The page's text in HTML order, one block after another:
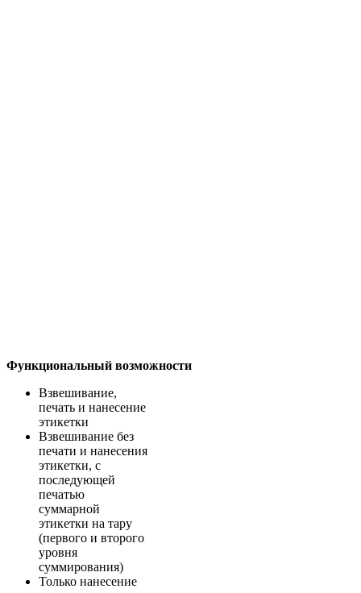
Функциональный возможности
Взвешивание,
печать и нанесение
этикетки
Взвешивание без
печати и нанесения
этикетки, с
последующей
печатью
суммарной
этикетки на тару
(первого и второго
уровня
суммирования)
Только нанесение